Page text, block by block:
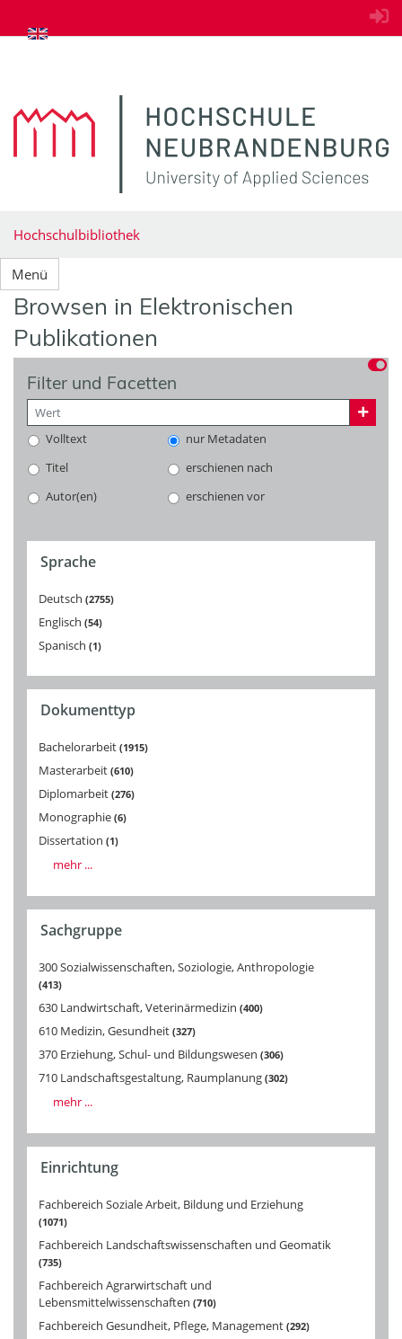
zum Inhalt springen
Hochschulbibliothek
Menü
Browsen in Elektronischen
Publikationen
Filter und Facetten
Volltext
nur Metadaten
Titel
erschienen nach
Autor(en)
erschienen vor
Sprache
Deutsch 2755
Englisch 54
Spanisch 1
Dokumenttyp
Bachelorarbeit 1915
Masterarbeit 610
Diplomarbeit 276
Monographie 6
Dissertation 1
mehr ...
Sachgruppe
300 Sozialwissenschaften, Soziologie, Anthropologie
413
630 Landwirtschaft, Veterinärmedizin 400
610 Medizin, Gesundheit 327
370 Erziehung, Schul- und Bildungswesen 306
710 Landschaftsgestaltung, Raumplanung 302
mehr ...
Einrichtung
Fachbereich Soziale Arbeit, Bildung und Erziehung
1071
Fachbereich Landschaftswissenschaften und Geomatik
735
Fachbereich Agrarwirtschaft und
Lebensmittelwissenschaften 710
Fachbereich Gesundheit, Pflege, Management 292